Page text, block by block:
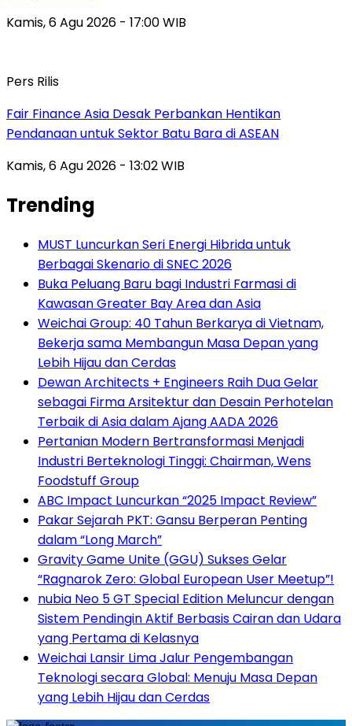
Kamis, 6 Agu 2026 - 17:00 WIB
Pers Rilis
Fair Finance Asia Desak Perbankan Hentikan
Pendanaan untuk Sektor Batu Bara di ASEAN
Kamis, 6 Agu 2026 - 13:02 WIB
Trending
MUST Luncurkan Seri Energi Hibrida untuk
Berbagai Skenario di SNEC 2026
Buka Peluang Baru bagi Industri Farmasi di
Kawasan Greater Bay Area dan Asia
Weichai Group: 40 Tahun Berkarya di Vietnam,
Bekerja sama Membangun Masa Depan yang
Lebih Hijau dan Cerdas
Dewan Architects + Engineers Raih Dua Gelar
sebagai Firma Arsitektur dan Desain Perhotelan
Terbaik di Asia dalam Ajang AADA 2026
Pertanian Modern Bertransformasi Menjadi
Industri Berteknologi Tinggi: Chairman, Wens
Foodstuff Group
ABC Impact Luncurkan “2025 Impact Review”
Pakar Sejarah PKT: Gansu Berperan Penting
dalam “Long March”
Gravity Game Unite (GGU) Sukses Gelar
“Ragnarok Zero: Global European User Meetup”!
nubia Neo 5 GT Special Edition Meluncur dengan
Sistem Pendingin Aktif Berbasis Cairan dan Udara
yang Pertama di Kelasnya
Weichai Lansir Lima Jalur Pengembangan
Teknologi secara Global: Menuju Masa Depan
yang Lebih Hijau dan Cerdas